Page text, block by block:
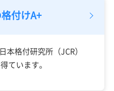
付けA+
格付研究所（JCR）
ています。